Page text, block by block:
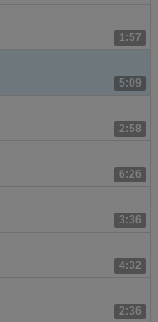
1:57
5:09
2:58
6:26
3:36
4:32
2:36